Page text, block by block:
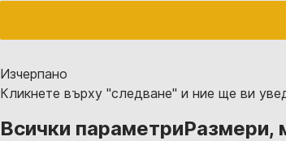
Изчерпанo
Кликнете върху "следване" и ние ще ви
Всички параметриРазмери,